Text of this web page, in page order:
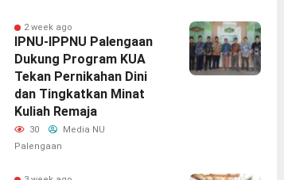
2 week ago
IPNU-IPPNU Palengaan
Dukung Program KUA
Tekan Pernikahan Dini
dan Tingkatkan Minat
Kuliah Remaja
30
Media NU
Palengaan